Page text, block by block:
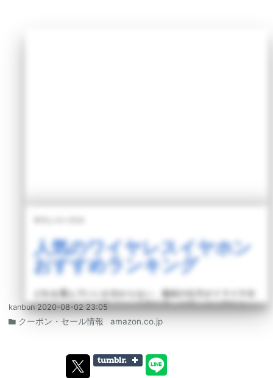
人気のワイヤレスイヤホン
おすすめランキング
どれを選んでいいか分からない、接続の仕方がイマイチ分
からないという「ワイヤレス初心者」の方々のお悩みを一
気に解決！自分に合ったワイヤレスイヤホンの選び方、お
すすめの製品をご紹介します。
kanbun 2020-08-02 23:05
クーポン・セール情報 amazon.co.jp